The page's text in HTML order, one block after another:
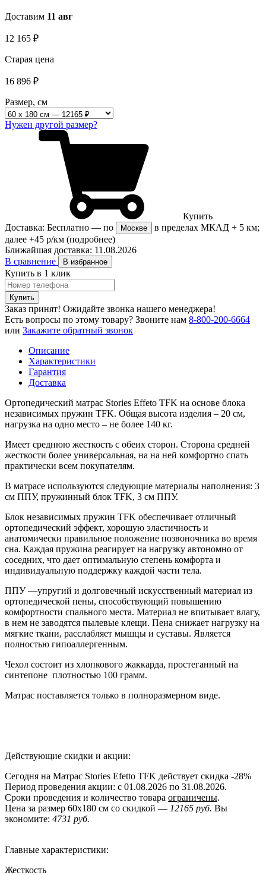
Доставим 11 авг
12 165 ₽
Старая цена
16 896 ₽
Размер, см
Нужен другой размер?
Купить
Доставка: Бесплатно — по Москве
в пределах МКАД + 5 км;
далее +45 р/км (подробнее)
Ближайшая доставка: 11.08.2026
В сравнение
В избранное
Купить в 1 клик
Купить
Заказ принят! Ожидайте звонка нашего менеджера!
Есть вопросы по этому товару? Звоните нам 8-800-200-6664
или Закажите обратный звонок
Описание
Характеристики
Гарантия
Доставка
Ортопедический матрас Stories Effeto TFK на основе блока
независимых пружин TFK. Общая высота изделия – 20 см,
нагрузка на одно место – не более 140 кг.
Имеет среднюю жесткость с обеих сторон. Сторона средней
жесткости более универсальная, на на ней комфортно спать
практически всем покупателям.
В матрасе используются следующие материалы наполнения: 3
см ППУ, пружинный блок TFK, 3 см ППУ.
Блок независимых пружин TFK обеспечивает отличный
ортопедический эффект, хорошую эластичность и
анатомически правильное положение позвоночника во время
сна. Каждая пружина реагирует на нагрузку автономно от
соседних, что дает оптимальную степень комфорта и
индивидуальную поддержку каждой части тела.
ППУ —упругий и долговечный искусственный материал из
ортопедической пены, способствующий повышению
комфортности спального места. Материал не впитывает влагу,
в нем не заводятся пылевые клещи. Пена снижает нагрузку на
мягкие ткани, расслабляет мышцы и суставы. Является
полностью гипоаллергенным.
Чехол состоит из хлопкового жаккарда, простеганный на
синтепоне плотностью 100 грамм.
Матрас поставляется только в полноразмерном виде.
Действующие скидки и акции:
Сегодня на Матрас Stories Efetto TFK действует скидка -28%
Период проведения акции: с 01.08.2026 по 31.08.2026.
Сроки проведения и количество товара ограничены.
Цена за размер 60x180 см со скидкой — 12165 руб. Вы
экономите: 4731 руб.
Главные характеристики:
Жесткость